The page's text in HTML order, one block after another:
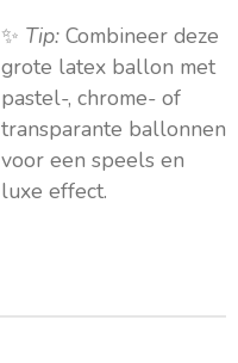
✨ Tip: Combineer deze
grote latex ballon met
pastel-, chrome- of
transparante ballonnen
voor een speels en
luxe effect.